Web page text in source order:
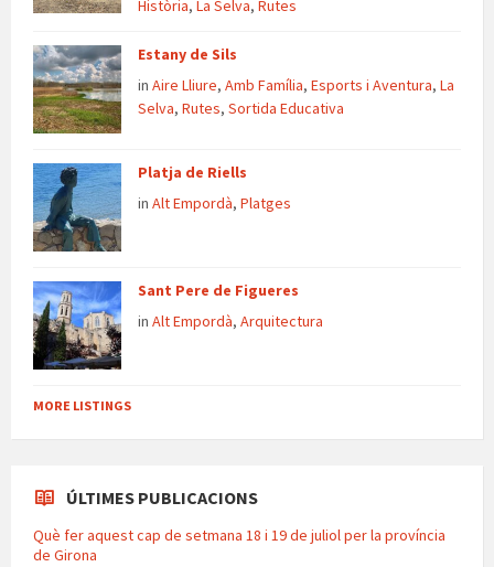
Història, La Selva, Rutes
Estany de Sils
in Aire Lliure, Amb Família, Esports i Aventura, La
Selva, Rutes, Sortida Educativa
Platja de Riells
in Alt Empordà, Platges
Sant Pere de Figueres
in Alt Empordà, Arquitectura
MORE LISTINGS
ÚLTIMES PUBLICACIONS
Què fer aquest cap de setmana 18 i 19 de juliol per la província
de Girona